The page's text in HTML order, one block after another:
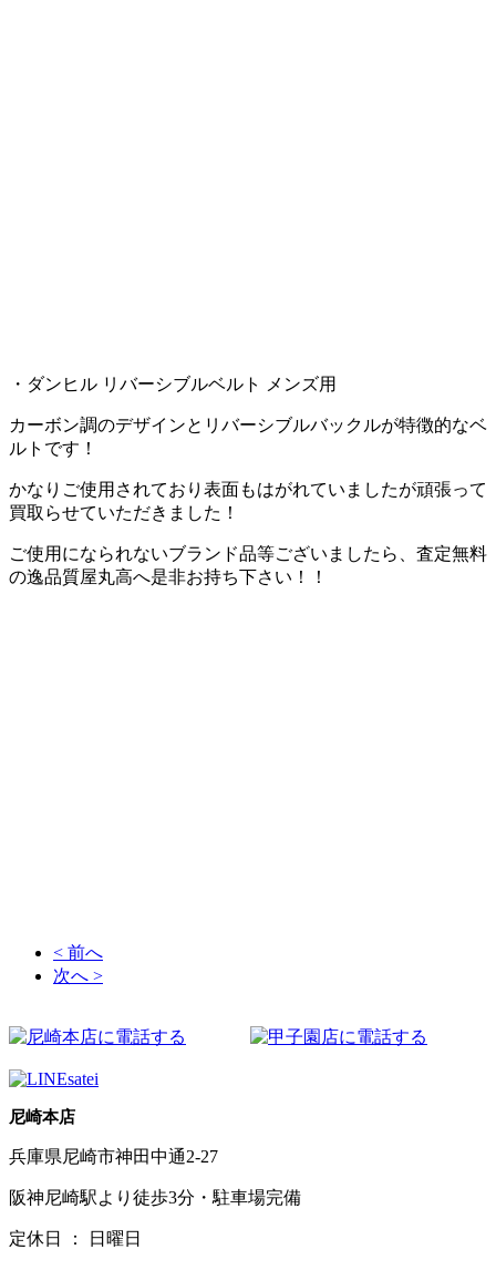
・ダンヒル リバーシブルベルト メンズ用
カーボン調のデザインとリバーシブルバックルが特徴的なベ
ルトです！
かなりご使用されており表面もはがれていましたが頑張って
買取らせていただきました！
ご使用になられないブランド品等ございましたら、査定無料
の逸品質屋丸高へ是非お持ち下さい！！
< 前へ
次へ >
尼崎本店
兵庫県尼崎市神田中通2-27
阪神尼崎駅より徒歩3分・駐車場完備
定休日 ： 日曜日